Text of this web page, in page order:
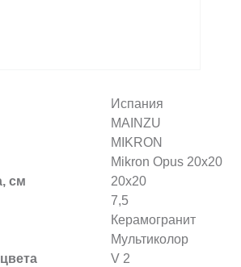
Испания
MAINZU
MIKRON
Mikron Opus 20х20
см
20x20
7,5
Керамогранит
Мультиколор
V 2